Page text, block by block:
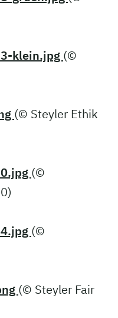
klein.jpg (©
(© Steyler Ethik
(©
(©
(© Steyler Fair